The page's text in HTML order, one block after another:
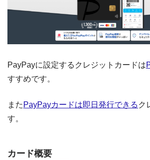
PayPayに設定するクレジットカードは
すすめです。
また PayPayカードは即日発行できる ク
す。
カード概要